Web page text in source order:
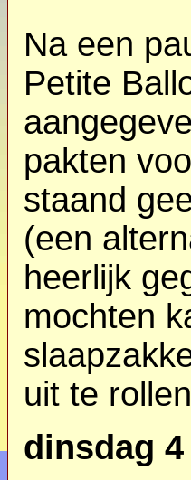
Na een
Petite
pakten
staand
(een
heerlijk
mochten
uit te
dinsdag